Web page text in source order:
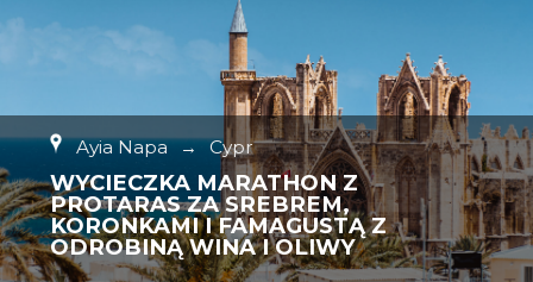
Ayia Napa → Cypr
WYCIECZKA MARATHON Z
PROTARAS ZA SREBREM,
KORONKAMI I FAMAGUSTĄ Z
ODROBINĄ WINA I OLIWY